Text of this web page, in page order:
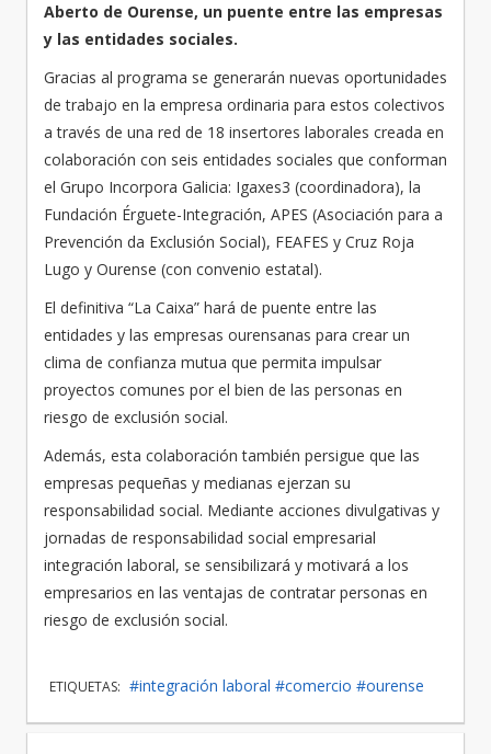
Aberto de Ourense, un puente entre las empresas
y las entidades sociales.
Gracias al programa se generarán nuevas oportunidades
de trabajo en la empresa ordinaria para estos colectivos
a través de una red de 18 insertores laborales creada en
colaboración con seis entidades sociales que conforman
el Grupo Incorpora Galicia: Igaxes3 (coordinadora), la
Fundación Érguete-Integración, APES (Asociación para a
Prevención da Exclusión Social), FEAFES y Cruz Roja
Lugo y Ourense (con convenio estatal).
El definitiva “La Caixa” hará de puente entre las
entidades y las empresas ourensanas para crear un
clima de confianza mutua que permita impulsar
proyectos comunes por el bien de las personas en
riesgo de exclusión social.
Además, esta colaboración también persigue que las
empresas pequeñas y medianas ejerzan su
responsabilidad social. Mediante acciones divulgativas y
jornadas de responsabilidad social empresarial
integración laboral, se sensibilizará y motivará a los
empresarios en las ventajas de contratar personas en
riesgo de exclusión social.
ETIQUETAS: #integración laboral #comercio #ourense